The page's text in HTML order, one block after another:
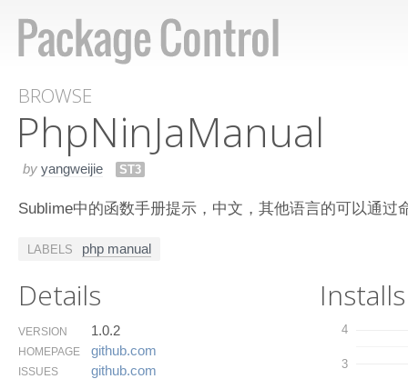
BROWSE
Php​Nin​Ja​Manual
by yangweijie ST3
Sublime中的函数手册提示，中文，其他语言的可以通过
LABELS php manual
Details
VERSION 1.0.2
HOMEPAGE github.​com
ISSUES github.​com
Installs
3
4